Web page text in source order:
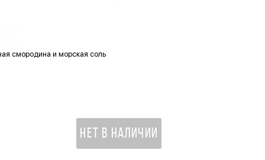
смородина и морская соль
НЕТ В НАЛИЧИИ